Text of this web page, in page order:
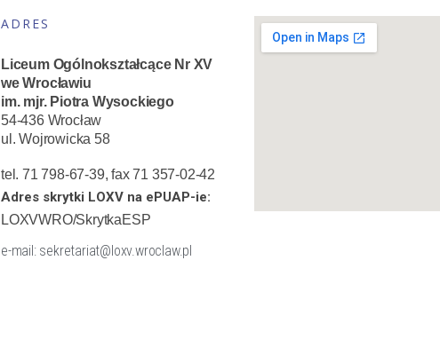
ADRES
Liceum Ogólnokształcące Nr XV
we Wrocławiu
im. mjr. Piotra Wysockiego
54-436 Wrocław
ul. Wojrowicka 58
tel. 71 798-67-39, fax 71 357-02-42
Adres skrytki LOXV na ePUAP-ie:
LOXVWRO/SkrytkaESP
e-mail: sekretariat@loxv.wroclaw.pl